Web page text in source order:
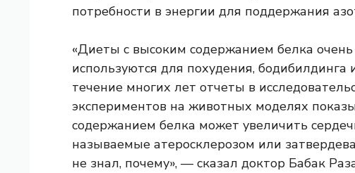
потребности в энергии для поддержания
«Диеты с высоким содержанием белка
используются для похудения,
течение многих лет отчеты в
экспериментов на животных моделях
содержанием белка может увеличить
называемые атеросклерозом или
не знал, почему», — сказал доктор Бабак